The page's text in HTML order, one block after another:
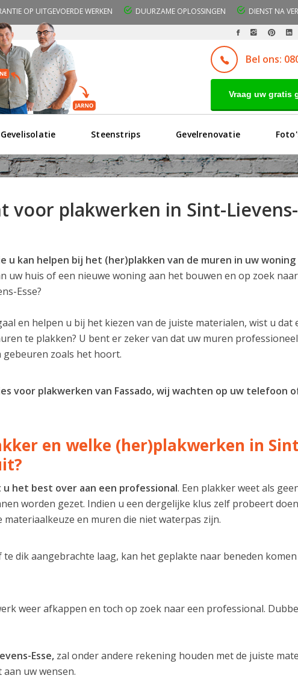
OP UITGEVOERDE WERKEN DUURZAME OPLOSSINGEN DIENST NA
Bel ons:
Vraag uw gratis
Gevelisolatie Steenstrips Gevelrenovatie
voor plakwerken in Sint-
u kan helpen bij het (her)plakken van de muren in uw
uw huis of een nieuwe woning aan het bouwen en op zoek
Esse?
en helpen u bij het kiezen van de juiste materialen, wist u dat
te plakken? U bent er zeker van dat uw muren
zoals het hoort.
voor plakwerken van Fassado, wij wachten op uw telefoon
en welke (her)plakwerken in
het best over aan een professional. Een plakker weet als
worden gezet. Indien u een dergelijke klus zelf probeert
en muren die niet waterpas zijn.
dik aangebrachte laag, kan het geplakte naar beneden
weer afkappen en toch op zoek naar een professional.
Esse, zal onder andere rekening houden met de juiste
uw wensen.